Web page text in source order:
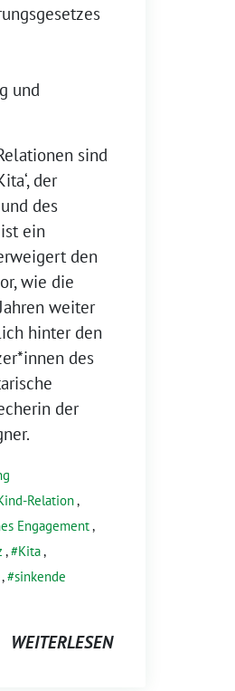
und
sind
der
des
ein
den
wie die
weiter
hinter den
des
der
Relation,
Engagement,
, Kita,
, sinkende
WEITERLESEN